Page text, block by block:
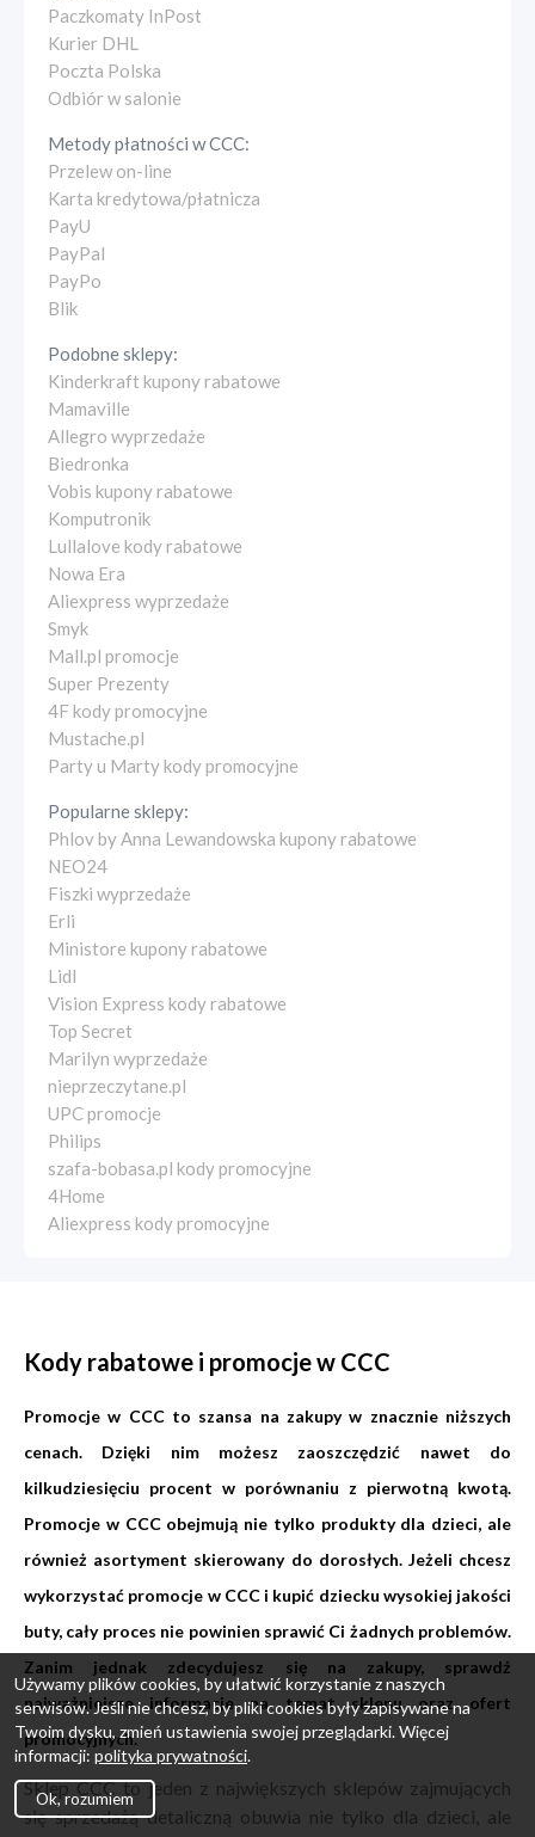
Paczkomaty InPost
Kurier DHL
Poczta Polska
Odbiór w salonie
Metody płatności wCCC:
Przelew on-line
Karta kredytowa/płatnicza
PayU
PayPal
PayPo
Blik
Podobne sklepy:
Kinderkraft kupony rabatowe
Mamaville
Allegro wyprzedaże
Biedronka
Vobis kupony rabatowe
Komputronik
Lullalove kody rabatowe
Nowa Era
Aliexpress wyprzedaże
Smyk
Mall.pl promocje
Super Prezenty
4F kody promocyjne
Mustache.pl
Party u Marty kody promocyjne
Popularne sklepy:
Phlov by Anna Lewandowska kupony rabatowe
NEO24
Fiszki wyprzedaże
Erli
Ministore kupony rabatowe
Lidl
Vision Express kody rabatowe
Top Secret
Marilyn wyprzedaże
nieprzeczytane.pl
UPC promocje
Philips
szafa-bobasa.pl kody promocyjne
4Home
Aliexpress kody promocyjne
Kody rabatowe i promocje w CCC
Promocje w CCC to szansa na zakupy w znacznie niższych
cenach. Dzięki nim możesz zaoszczędzić nawet do
kilkudziesięciu procent w porównaniu z pierwotną kwotą.
Promocje w CCC obejmują nie tylko produkty dla dzieci, ale
również asortyment skierowany do dorosłych. Jeżeli chcesz
wykorzystać promocje w CCC i kupić dziecku wysokiej jakości
buty, cały proces nie powinien sprawić Ci żadnych problemów.
Zanim jednak zdecydujesz się na zakupy, sprawdź
najważniejsze informacje na temat sklepu oraz ofert
promocyjnych.
Sklep CCC to jeden z największych sklepów zajmujących
się sprzedażą detaliczną obuwia nie tylko dla dzieci, ale
Używamy plików cookies, by ułatwić korzystanie z naszych
serwisów. Jeśli nie chcesz, by pliki cookies były zapisywane na
Twoim dysku, zmień ustawienia swojej przeglądarki. Więcej
informacji: polityka prywatności.
Ok, rozumiem